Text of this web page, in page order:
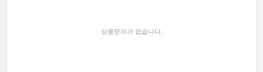
상품문의가 없습니다.